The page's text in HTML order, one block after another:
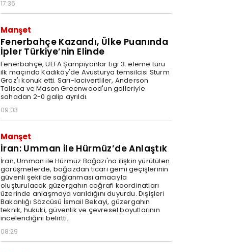
17:36
Manşet
Fenerbahçe Kazandı, Ülke Puanında
İpler Türkiye’nin Elinde
Fenerbahçe, UEFA Şampiyonlar Ligi 3. eleme turu
ilk maçında Kadıköy'de Avusturya temsilcisi Sturm
Graz'ı konuk etti. Sarı-lacivertliler, Anderson
Talisca ve Mason Greenwood'un golleriyle
sahadan 2-0 galip ayrıldı.
09:03
Manşet
İran: Umman ile Hürmüz’de Anlaştık
İran, Umman ile Hürmüz Boğazı'na ilişkin yürütülen
görüşmelerde, boğazdan ticari gemi geçişlerinin
güvenli şekilde sağlanması amacıyla
oluşturulacak güzergahın coğrafi koordinatları
üzerinde anlaşmaya varıldığını duyurdu. Dışişleri
Bakanlığı Sözcüsü İsmail Bekayi, güzergahın
teknik, hukuki, güvenlik ve çevresel boyutlarının
incelendiğini belirtti.
08:29